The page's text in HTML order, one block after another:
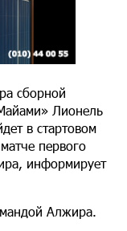
сборной
Лионель
в стартовом
первого
информирует
Алжира.